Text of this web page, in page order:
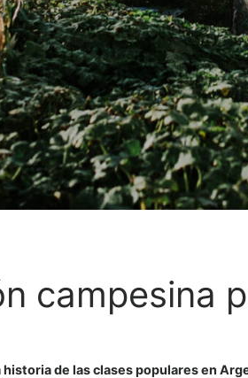
campesina
historia de las clases populares en